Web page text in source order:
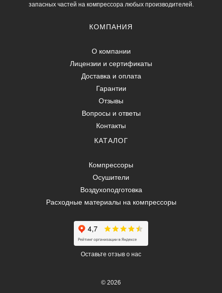
запасных частей на компрессора любых производителей.
КОМПАНИЯ
О компании
Лицензии и сертификаты
Доставка и оплата
Гарантии
Отзывы
Вопросы и ответы
Контакты
КАТАЛОГ
Компрессоры
Осушители
Воздухоподготовка
Расходные материалы на компрессоры
Оставьте отзыв о нас
© 2026